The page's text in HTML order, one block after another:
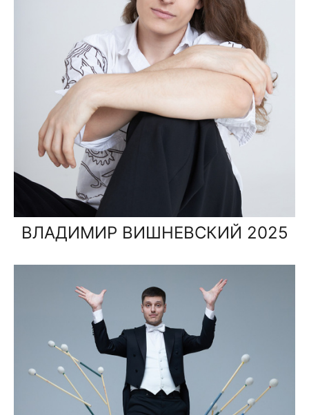
ВЛАДИМИР ВИШНЕВСКИЙ 2025